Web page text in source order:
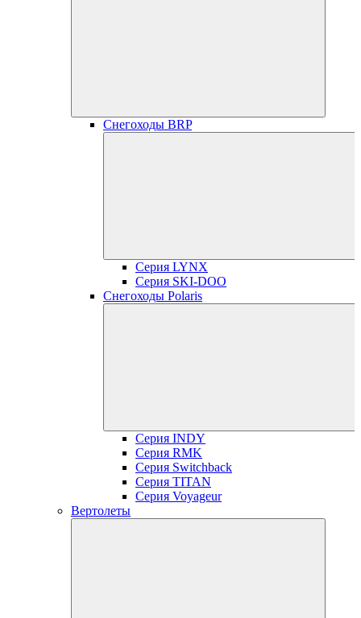
Снегоходы BRP
Серия LYNX
Серия SKI-DOO
Снегоходы Polaris
Серия INDY
Серия RMK
Серия Switchback
Серия TITAN
Серия Voyageur
Вертолеты